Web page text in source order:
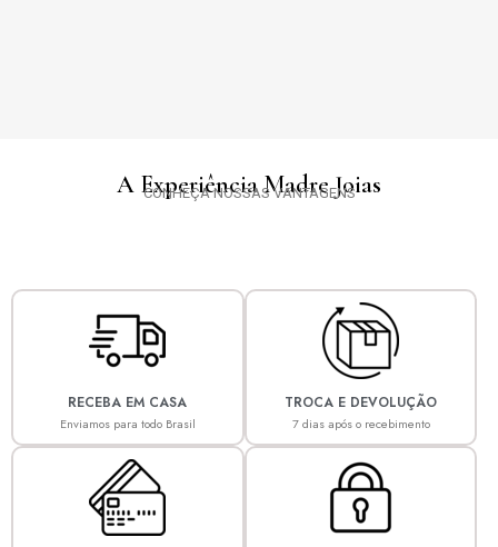
A Experiência Madre Joias
CONHEÇA NOSSAS VANTAGENS
RECEBA EM CASA
Enviamos para todo Brasil
TROCA E DEVOLUÇÃO
7 dias após o recebimento